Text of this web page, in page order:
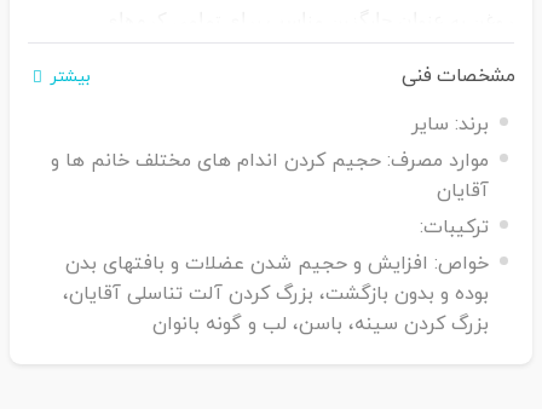
به‌طورکلی خانم‌ها می‌توانند برای بزرگ کردن سایز اندام‌های
خود مانند گونه، لب، سینه، باسن و خط خنده از روغن خراطین
استفاده کرده و متوجه تأثیرات معجزه‌آسای آن شوند. این روغن
بهترین روش درمانی است که از گذشته دور به‌جا مانده و
می‌تواند با هزینه کم، منجر به زیبایی پوست شود
مشخصات فنی بیشتر
برند: سایر
موارد مصرف: حجیم کردن اندام های مختلف خانم ها و
آقایان
ترکیبات:
خواص: افزایش و حجیم شدن عضلات و بافتهای بدن
بوده و بدون بازگشت، بزرگ کردن آلت تناسلی آقایان،
بزرگ کردن سینه، باسن، لب و گونه بانوان